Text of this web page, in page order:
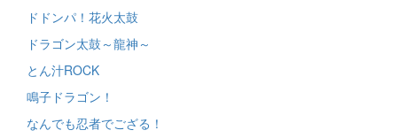
ドドンパ！花火太鼓
ドラゴン太鼓～龍神～
とん汁ROCK
鳴子ドラゴン！
なんでも忍者でござる！